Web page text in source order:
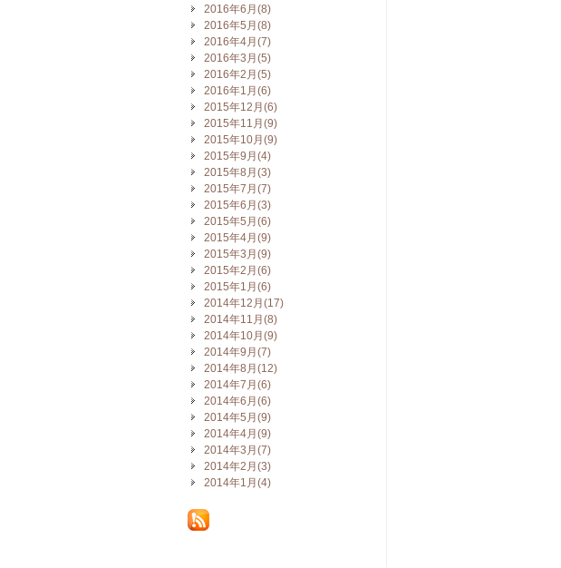
2016年6月(8)
2016年5月(8)
2016年4月(7)
2016年3月(5)
2016年2月(5)
2016年1月(6)
2015年12月(6)
2015年11月(9)
2015年10月(9)
2015年9月(4)
2015年8月(3)
2015年7月(7)
2015年6月(3)
2015年5月(6)
2015年4月(9)
2015年3月(9)
2015年2月(6)
2015年1月(6)
2014年12月(17)
2014年11月(8)
2014年10月(9)
2014年9月(7)
2014年8月(12)
2014年7月(6)
2014年6月(6)
2014年5月(9)
2014年4月(9)
2014年3月(7)
2014年2月(3)
2014年1月(4)